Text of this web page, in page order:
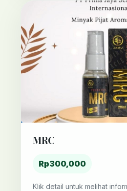
MRC
Rp300,000
Klik detail untuk melihat